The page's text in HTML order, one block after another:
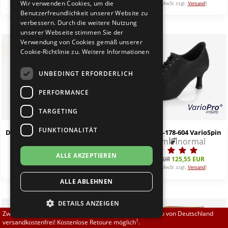
Brautschuhe
Sneaker
Übergrößen 43-44
Flexerinas
Merlet
Nueva Epoca
RayRose
Rummos
Rumpf
TopTanz
[inkl. 19% MwSt zzgl.Versand [inkl. 19% MwSt zzgl. Versand]
139,50 EUR
[inkl. 19% MwSt zzgl. ]
%
Diamant 199-178-604 VarioSpin
5,0 cm normal
139,50 EUR 125,55 EUR
[inkl. 19% MwSt zzgl. Versand]
Zwischen 70,00 EUR und 800,00 EUR liefern wir innerhalb von Deutschland
versandkostenfrei! Kostenlose Retoure möglich1.
Wir verwenden Cookies, um die
Benutzerfreundlichkeit unserer Website zu
verbessern. Durch die weitere Nutzung
unserer Webseite stimmen Sie der
Verwendung von Cookies gemäß unserer
Cookie-Richtlinie zu. Weitere Informationen
UNBEDINGT ERFORDERLICH
PERFORMANCE
TARGETING
FUNKTIONALITÄT
ALLE AKZEPTIEREN
ALLE ABLEHNEN
DETAILS ANZEIGEN